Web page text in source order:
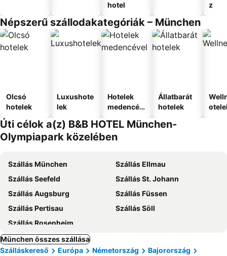
hotel
z
Népszerű szállodakategóriák – München
Olcsó
hotelek
Luxushote
lek
Hotelek
medencév
Állatbarát
hotelek
Úti célok a(z) B&B HOTEL München-
Olympiapark közelében
Szállás München
Szállás Ellmau
Szállás Seefeld
Szállás St. Johann
Szállás Augsburg
Szállás Füssen
Szállás Pertisau
Szállás Söll
Szállás Rosenheim
München összes szállása
Szálláskereső
Európa Németország
Bajorország